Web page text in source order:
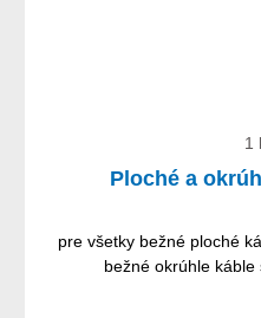
1
Ploché a
pre všetky bežné ploché
bežné okrúhle